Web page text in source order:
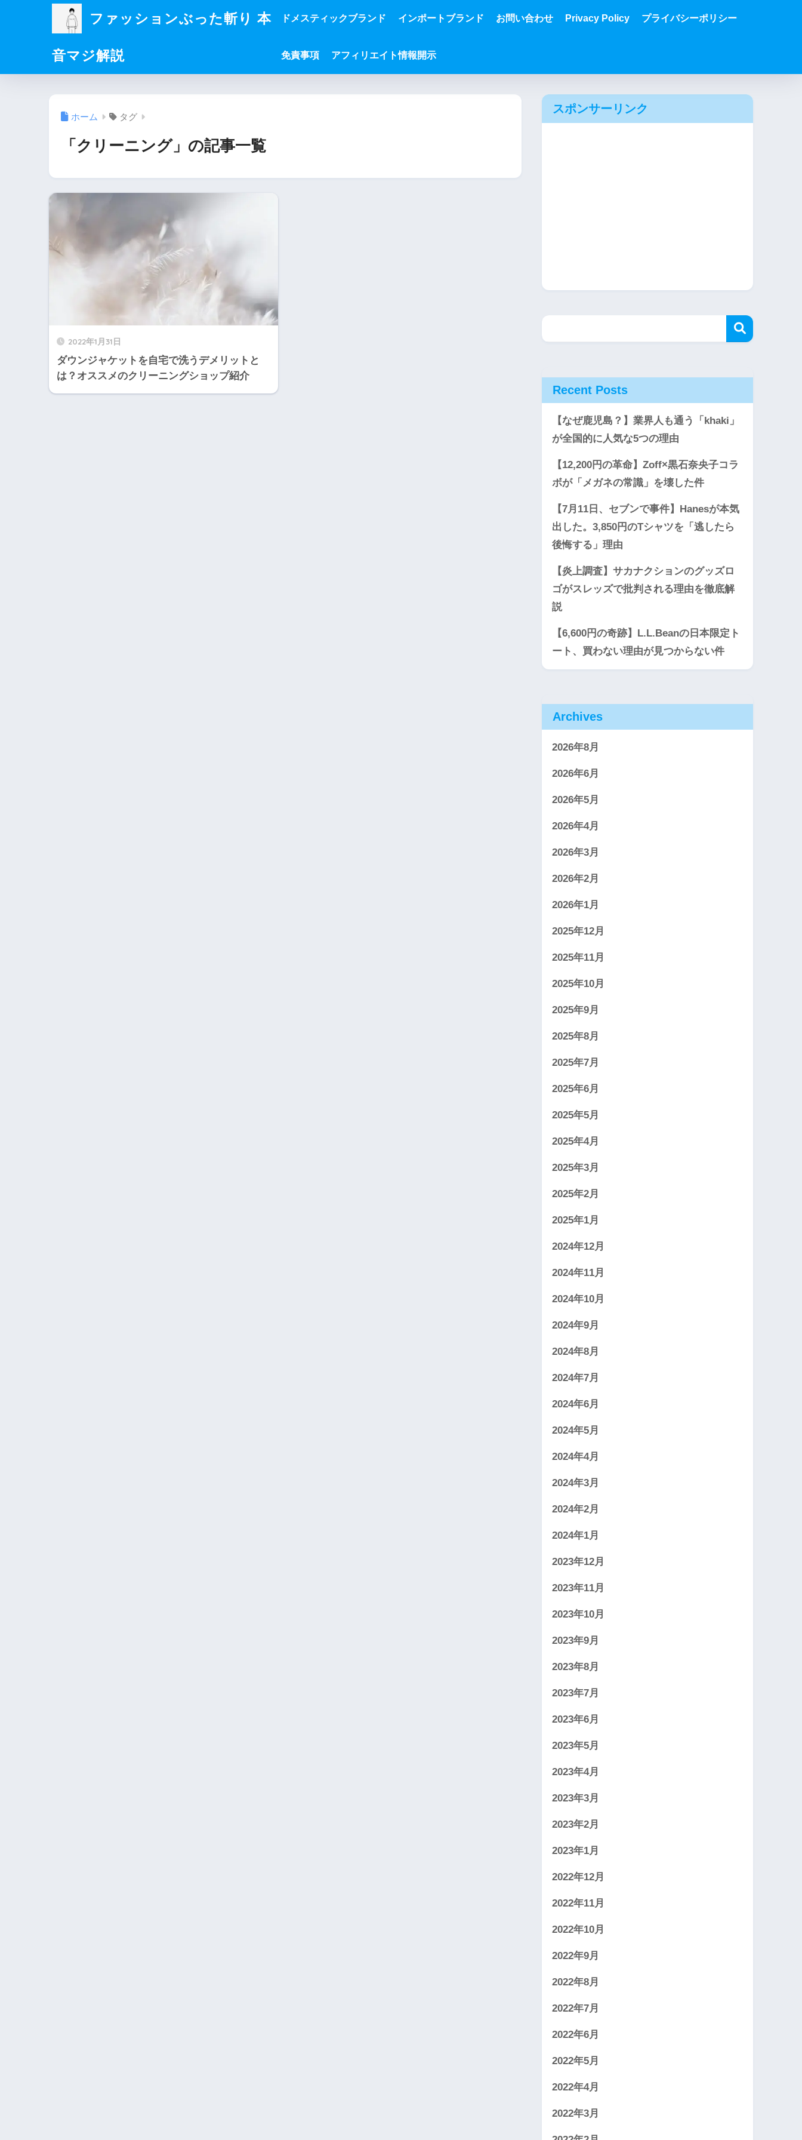
ファッションぶった斬り 本
音マジ解説
ドメスティックブランド インポートブランド お問い合わせ Privacy Policy プライバシーポリシー
免責事項 アフィリエイト情報開示
ホーム タグ
「クリーニング」の記事一覧
2022年1月31日
ダウンジャケットを自宅で洗うデメリットと
は？オススメのクリーニングショップ紹介
スポンサーリンク
Recent Posts
【なぜ鹿児島？】業界人も通う「khaki」
が全国的に人気な5つの理由
【12,200円の革命】Zoff×黒石奈央子コラ
ボが「メガネの常識」を壊した件
【7月11日、セブンで事件】Hanesが本気
出した。3,850円のTシャツを「逃したら
後悔する」理由
【炎上調査】サカナクションのグッズロ
ゴがスレッズで批判される理由を徹底解
説
【6,600円の奇跡】L.L.Beanの日本限定ト
ート、買わない理由が見つからない件
Archives
2026年8月
2026年6月
2026年5月
2026年4月
2026年3月
2026年2月
2026年1月
2025年12月
2025年11月
2025年10月
2025年9月
2025年8月
2025年7月
2025年6月
2025年5月
2025年4月
2025年3月
2025年2月
2025年1月
2024年12月
2024年11月
2024年10月
2024年9月
2024年8月
2024年7月
2024年6月
2024年5月
2024年4月
2024年3月
2024年2月
2024年1月
2023年12月
2023年11月
2023年10月
2023年9月
2023年8月
2023年7月
2023年6月
2023年5月
2023年4月
2023年3月
2023年2月
2023年1月
2022年12月
2022年11月
2022年10月
2022年9月
2022年8月
2022年7月
2022年6月
2022年5月
2022年4月
2022年3月